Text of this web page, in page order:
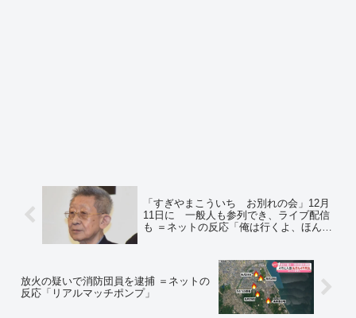
「すぎやまこういち お別れの会」12月
11日に 一般人も参列でき、ライブ配信
も ＝ネットの反応「俺は行くよ、ほんと
かも知れない」「ＧＩファンファーレな
んか流れたら絶対に泣いてしまうわ」
放火の疑いで消防団員を逮捕 ＝ネットの
反応「リアルマッチポンプ」